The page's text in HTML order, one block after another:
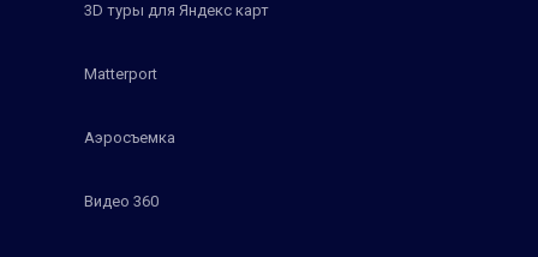
3D туры для Яндекс карт
Matterport
Аэросъемка
Видео 360